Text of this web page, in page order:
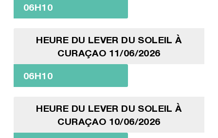
06H10
HEURE DU LEVER DU SOLEIL À
CURAÇAO 11/06/2026
06H10
HEURE DU LEVER DU SOLEIL À
CURAÇAO 10/06/2026